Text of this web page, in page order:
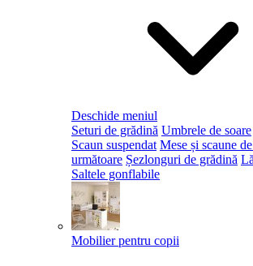
Deschide meniul
Seturi de grădină Umbrele de soare
Scaun suspendat Mese și scaune
următoare Șezlonguri de grădină
Saltele gonflabile
Mobilier pentru copii